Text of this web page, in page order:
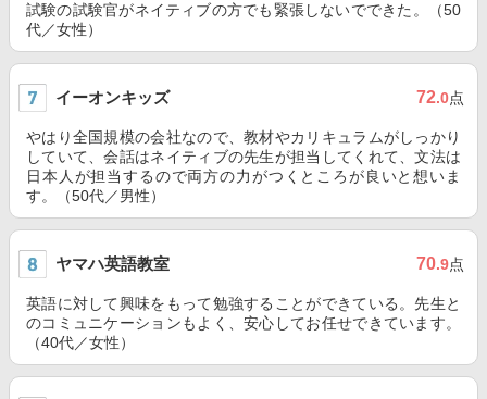
試験の試験官がネイティブの方でも緊張しないでできた。（50
代／女性）
イーオンキッズ 72.0点
やはり全国規模の会社なので、教材やカリキュラムがしっかり
していて、会話はネイティブの先生が担当してくれて、文法は
日本人が担当するので両方の力がつくところが良いと想いま
す。（50代／男性）
ヤマハ英語教室 70.9点
英語に対して興味をもって勉強することができている。先生と
のコミュニケーションもよく、安心してお任せできています。
（40代／女性）